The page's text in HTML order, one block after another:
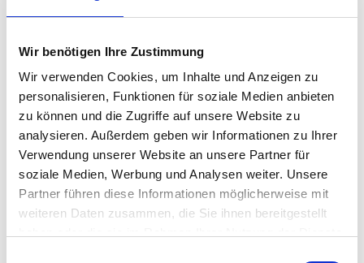
Wir benötigen Ihre Zustimmung
Wir verwenden Cookies, um Inhalte und Anzeigen zu
personalisieren, Funktionen für soziale Medien anbieten
zu können und die Zugriffe auf unsere Website zu
analysieren. Außerdem geben wir Informationen zu Ihrer
Verwendung unserer Website an unsere Partner für
soziale Medien, Werbung und Analysen weiter. Unsere
Partner führen diese Informationen möglicherweise mit
weiteren Daten zusammen, die Sie ihnen bereitgestellt
Maklerprofil ansehen
Immobilien Dohle
Am Schmielenpfad 9
59505 Bad Sassendorf